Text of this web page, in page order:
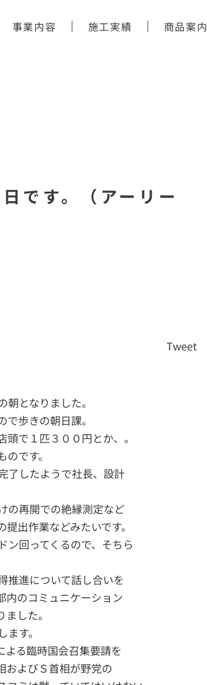
事業内容 施工実績 商品案内
です。（アーリー
Tweet
となりました。
歩きの朝日課。
で１匹３００円とか、。
です。
了したようで社長、設計
の再開での絶縁測定など
出作業などみたいです。
ン回ってくるので、そちら
推進について話し合いを
内のコミュニケーション
した。
す。
よる臨時国会召集要請を
およびＳ首相が野党の